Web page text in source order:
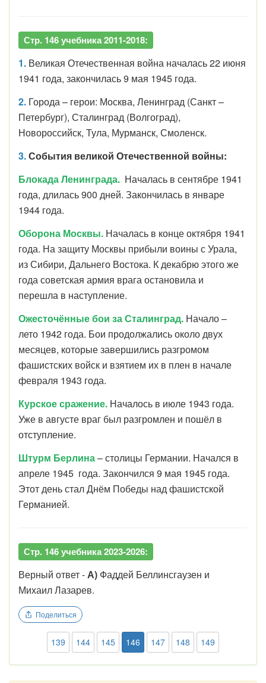
Стр. 146 учебника 2011-2018:
1. Великая Отечественная война началась 22 июня
1941 года, закончилась 9 мая 1945 года.
2. Города – герои: Москва, Ленинград (Санкт –
Петербург), Сталинград (Волгоград),
Новороссийск, Тула, Мурманск, Смоленск.
3.События великой Отечественной войны:
Блокада Ленинграда. Началась в сентябре 1941
года, длилась 900 дней. Закончилась в январе
1944 года.
Оборона Москвы. Началась в конце октября 1941
года. На защиту Москвы прибыли воины с Урала,
из Сибири, Дальнего Востока. К декабрю этого же
года советская армия врага остановила и
перешла в наступление.
Ожесточённые бои за Сталинград. Начало –
лето 1942 года. Бои продолжались около двух
месяцев, которые завершились разгромом
фашистских войск и взятием их в плен в начале
февраля 1943 года.
Курское сражение. Началось в июле 1943 года.
Уже в августе враг был разгромлен и пошёл в
отступление.
Штурм Берлина– столицы Германии. Начался в
апреле 1945 года. Закончился 9 мая 1945 года.
Этот день стал Днём Победы над фашистской
Германией.
Стр. 146 учебника 2023-2026:
Верный ответ -А) Фаддей Беллинсгаузен и
Михаил Лазарев.
Поделиться
139 144 145 146 147 148 149